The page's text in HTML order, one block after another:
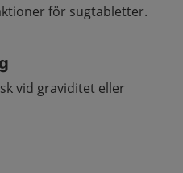
för sugtabletter.
vid graviditet eller